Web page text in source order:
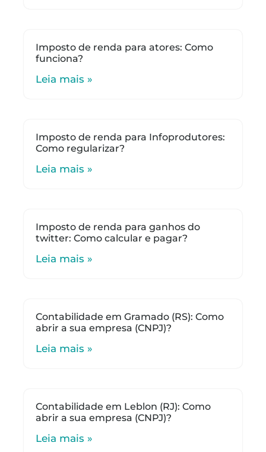
Imposto de renda para atores: Como
funciona?
Leia mais »
Imposto de renda para Infoprodutores:
Como regularizar?
Leia mais »
Imposto de renda para ganhos do
twitter: Como calcular e pagar?
Leia mais »
Contabilidade em Gramado (RS): Como
abrir a sua empresa (CNPJ)?
Leia mais »
Contabilidade em Leblon (RJ): Como
abrir a sua empresa (CNPJ)?
Leia mais »